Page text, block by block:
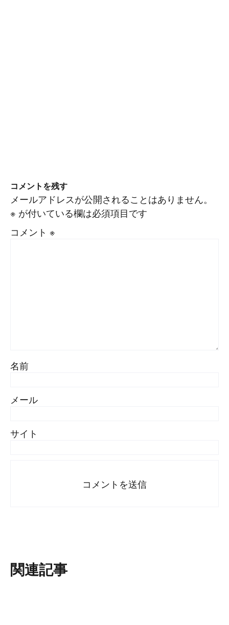
コメントを残す
メールアドレスが公開されることはありません。
※ が付いている欄は必須項目です
コメント ※
名前
メール
サイト
関連記事